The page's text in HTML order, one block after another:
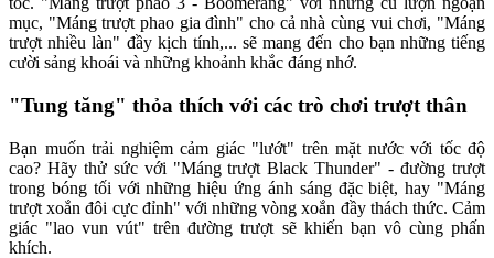
mục, "Máng trượt phao gia đình" cho cả nhà cùng vui chơi, "Máng
trượt nhiều làn" đầy kịch tính,... sẽ mang đến cho bạn những tiếng
cười sảng khoái và những khoảnh khắc đáng nhớ.
"Tung tăng" thỏa thích với các trò chơi trượt thân
Bạn muốn trải nghiệm cảm giác "lướt" trên mặt nước với tốc độ
cao? Hãy thử sức với "Máng trượt Black Thunder" - đường trượt
trong bóng tối với những hiệu ứng ánh sáng đặc biệt, hay "Máng
trượt xoắn đôi cực đỉnh" với những vòng xoắn đầy thách thức. Cảm
giác "lao vun vút" trên đường trượt sẽ khiến bạn vô cùng phấn
khích.